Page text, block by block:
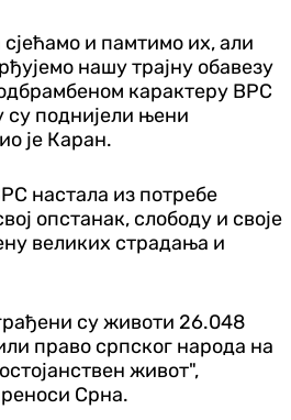
сјећамо и памтимо их, али
нашу трајну обавезу
карактеру ВРС
су поднијели њени
је Каран.
настала из потребе
опстанак, слободу и своје
великих страдања и
су животи 26.048
право српског народа на
живот",
Срна.